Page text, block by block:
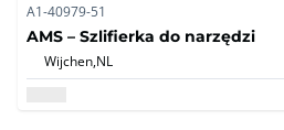
A1-40979-51
AMS – Szlifierka do narzędzi
Wijchen,NL